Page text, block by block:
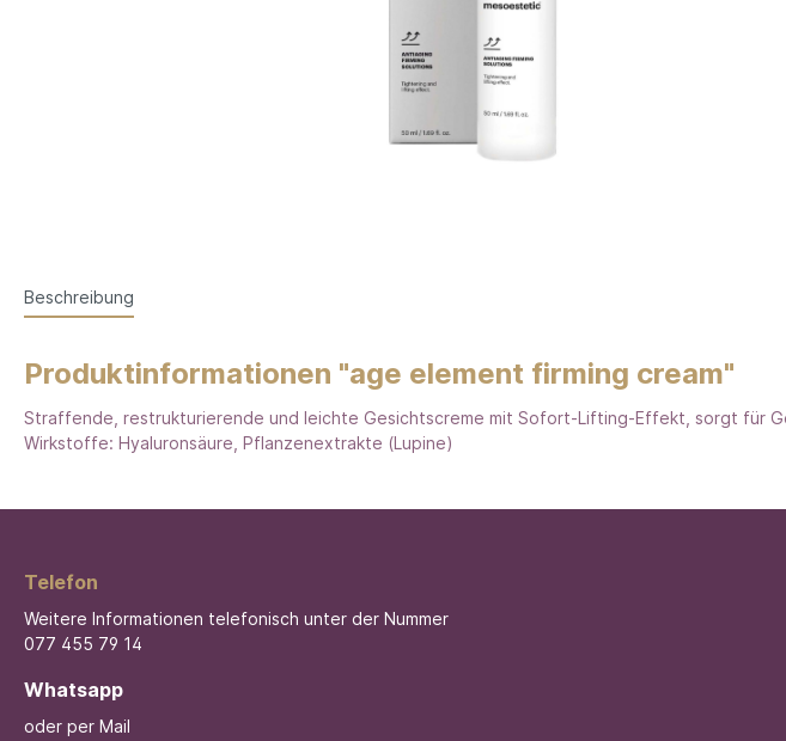
Beschreibung
Produktinformationen "age element firming cream"
Straffende, restrukturierende und leichte Gesichtscreme mit Sofort-Lifting-Effekt, sorgt für
Wirkstoffe: Hyaluronsäure, Pflanzenextrakte (Lupine)
Telefon
Weitere Informationen telefonisch unter der Nummer
077 455 79 14
Whatsapp
oder per Mail